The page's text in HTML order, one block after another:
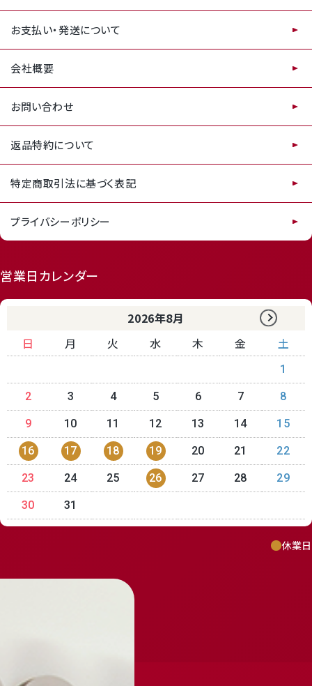
お支払い・発送について
会社概要
お問い合わせ
返品特約について
特定商取引法に基づく表記
プライバシーポリシー
営業日カレンダー
2026年8月
日
月 火 水 木 金 土
1
2 3 4 5 6 7 8
9 10 11 12 13 14 15
16 17 18 19 20 21 22
23 24 25 26 27 28 29
30 31
休業日